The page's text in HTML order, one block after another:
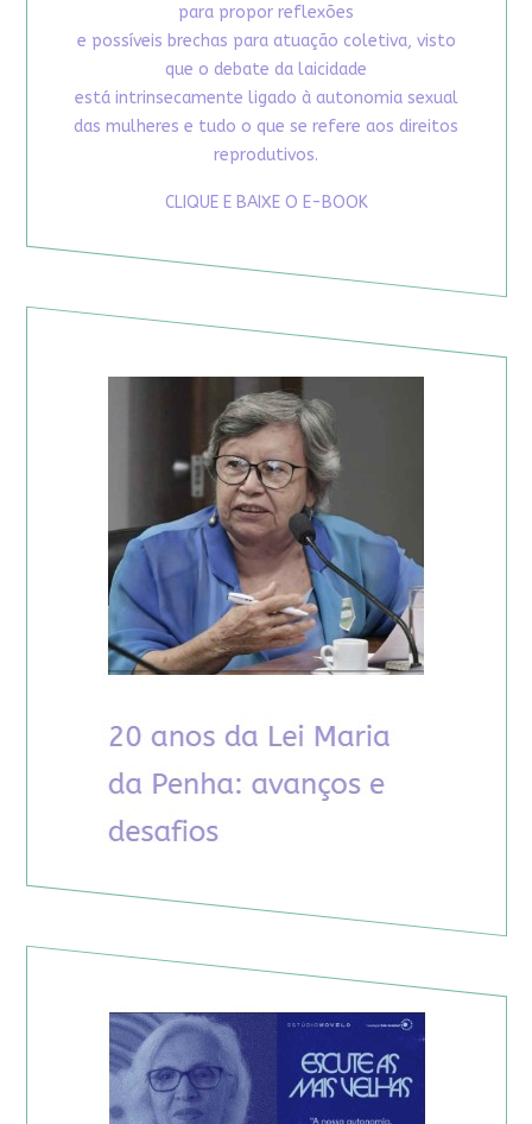
para propor reflexões
e possíveis brechas para atuação coletiva, visto
que o debate da laicidade
está intrinsecamente ligado à autonomia sexual
das mulheres e tudo o que se refere aos direitos
reprodutivos.
CLIQUE E BAIXE O E-BOOK